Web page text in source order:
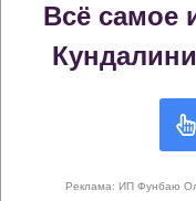
Техники и
упоминаемые в
Всё самое
Реклама: ИП Фунбаю